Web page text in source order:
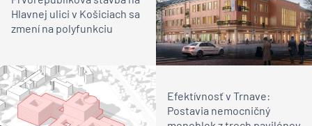
Hlavnej ulici v Košiciach sa
zmení na polyfunkciu
Efektívnosť v Trnave:
Postavia nemocničný